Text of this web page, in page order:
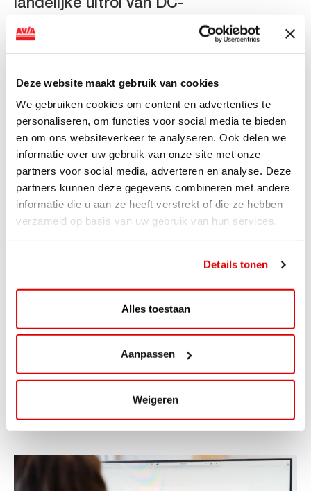
Deze website maakt gebruik van cookies
We gebruiken cookies om content en advertenties te
personaliseren, om functies voor social media te bieden
en om ons websiteverkeer te analyseren. Ook delen we
informatie over uw gebruik van onze site met onze
partners voor social media, adverteren en analyse. Deze
partners kunnen deze gegevens combineren met andere
informatie die u aan ze heeft verstrekt of die ze hebben
verzameld op basis van uw gebruik van hun services.
Details tonen
Alles toestaan
Aanpassen
Weigeren
landelijke uitrol van DC-
Lees verder
ViaAVIA Super Deal: 20% korting bij
ViaLuxury Hotels
ViaAVIA Super Deal: €25 korting bij ViaLuxury Hotels
Toe aan een ontspannen nachtje...
Lees verder